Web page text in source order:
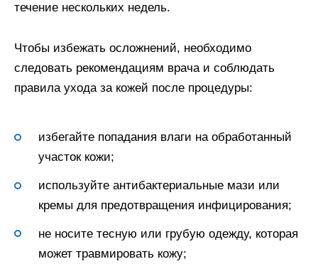
течение нескольких недель.
Чтобы избежать осложнений, необходимо
следовать рекомендациям врача и соблюдать
правила ухода за кожей после процедуры:
избегайте попадания влаги на обработанный
участок кожи;
используйте антибактериальные мази или
кремы для предотвращения инфицирования;
не носите тесную или грубую одежду, которая
может травмировать кожу;